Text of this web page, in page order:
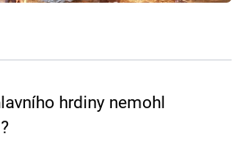
hrdiny nemohl